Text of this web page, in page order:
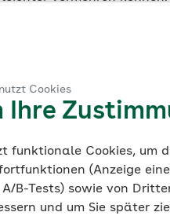
Cookies
funktionale Cookies, um
(Anzeige
B-Tests) sowie von
und um Sie später